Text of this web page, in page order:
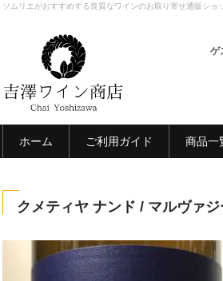
ソムリエがおすすめする良質なワインのお取り寄せ通販シ
ゲ
ホーム ご利用ガイド 商品一
クメティヤ ナンド / マルヴァ